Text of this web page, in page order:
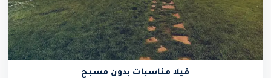
فيلا مناسبات بدون مسبح